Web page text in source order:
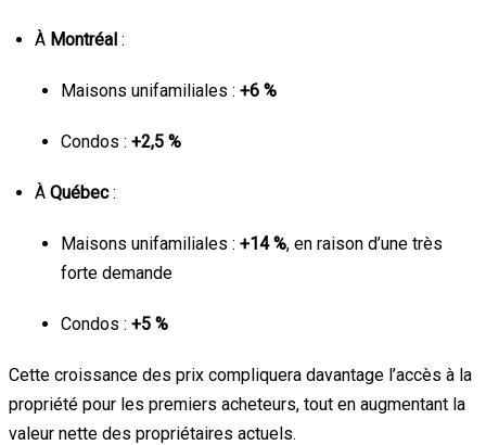
À Montréal :
Maisons unifamiliales : +6 %
Condos : +2,5 %
À Québec:
Maisons unifamiliales : +14 %, en raison d’une très
forte demande
Condos : +5 %
Cette croissance des prix compliquera davantage l’accès à la
propriété pour les premiers acheteurs, tout en augmentant la
valeur nette des propriétaires actuels.